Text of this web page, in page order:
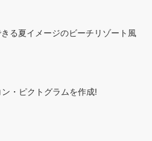
る夏イメージのビーチリゾート風
・ピクトグラムを作成!